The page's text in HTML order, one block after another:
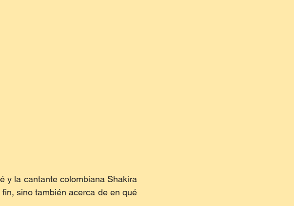
y la cantante colombiana Shakira
sino también acerca de en qué